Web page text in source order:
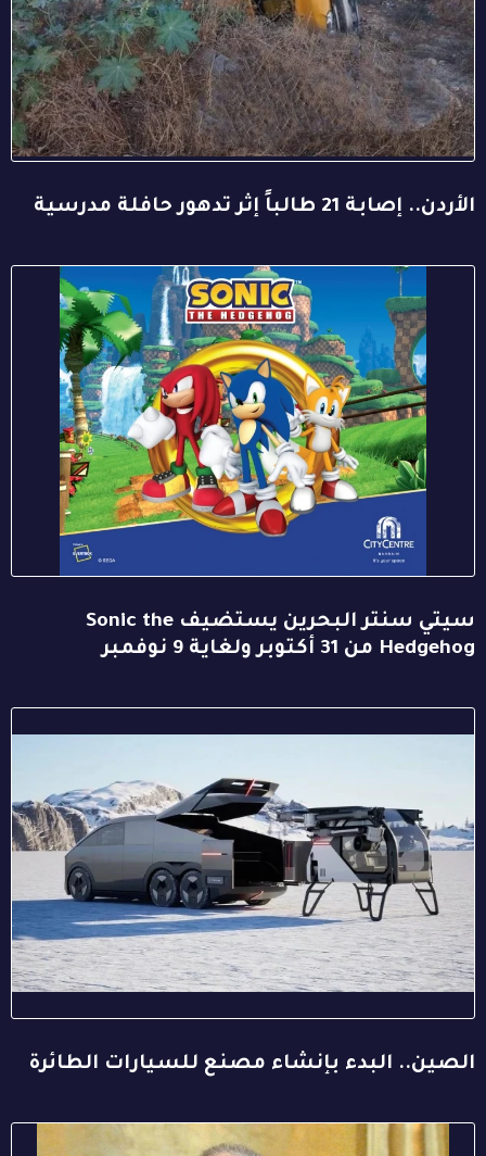
الأردن.. إصابة 21 طالباً إثر تدهور حافلة مدرسية
سيتي سنتر البحرين يستضيف Sonic the
Hedgehog من 31 أكتوبر ولغاية 9 نوفمبر
الصين.. البدء بإنشاء مصنع للسيارات الطائرة